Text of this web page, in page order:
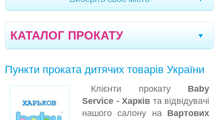
Кам'янське | Маріуполь
Херсон | Тернопіль | Івано-Франківськ |
Трускавець Севастополь |
Чернівці | Кривий Ріг Ялта | Мелітополь |
КАТАЛОГ ПРОКАТУ
АВТОКРІСЛА
ВАГИ ДИТЯЧІ
Пункти проката дитячих товарів України
Клієнти прокату Baby
Service - Харків та відвідувачі
нашого салону на Вартових